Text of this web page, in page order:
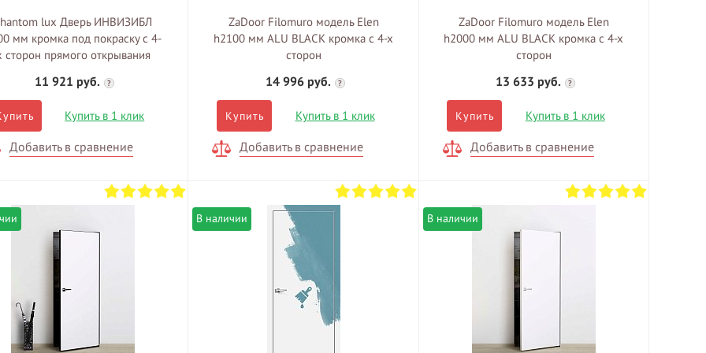
lux Дверь ИНВИЗИБЛ
мм кромка под покраску c 4-
сторон прямого открывания
11 921 руб.
?
Купить в 1 клик
Добавить в сравнение
ZaDoor Filomuro модель Elen
h2100 мм ALU BLACK кромка с 4-х
сторон
14 996 руб.
?
Купить Купить в 1 клик
Добавить в сравнение
ZaDoor Filomuro модель Elen
h2000 мм ALU BLACK кромка с 4-х
сторон
13 633 руб.
?
Купить Купить в 1 клик
Добавить в сравнение
В наличии В наличии